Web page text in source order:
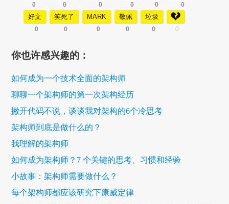
0 0 0 0 0 0
好文
0
笑死了
0
MARK
0
敬佩
0
垃圾
0 0
你也许感兴趣的：
如何成为一个技术全面的架构师
聊聊一个架构师的第一次架构经历
撇开代码不说，谈谈我对架构的6个冷思考
架构师到底是做什么的？
我理解的架构师
如何成为架构师？7 个关键的思考、习惯和经验
小故事：架构师需要做什么？
每个架构师都应该研究下康威定律